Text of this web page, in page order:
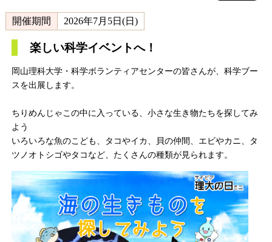
開催期間 2026年7月5日(日)
楽しい科学イベントへ！
岡山理科大学・科学ボランティアセンターの皆さんが、科学ブー
スを出展します。
ちりめんじゃこの中に入っている、小さな生き物たちを探してみ
よう
いろいろな魚のこども、タコやイカ、貝の仲間、エビやカニ、タ
ツノオトシゴやタコなど、たくさんの種類が見られます。